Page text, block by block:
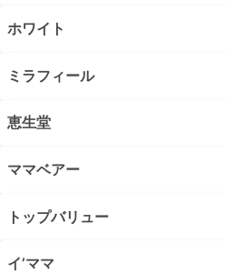
ホワイト
ミラフィール
恵生堂
ママベアー
トップバリュー
イ’ママ